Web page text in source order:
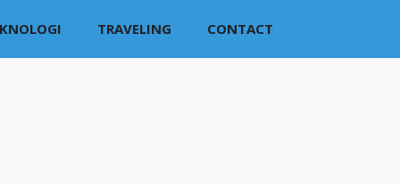
TRAVELING CONTACT